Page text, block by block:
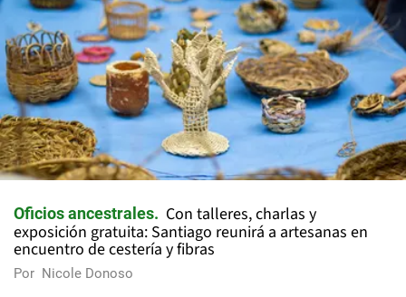
Oficios ancestrales
Con talleres, charlas y
exposición gratuita: Santiago reunirá a artesanas en
encuentro de cestería y fibras
Por Nicole Donoso